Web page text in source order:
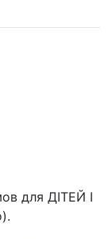
для ДІТЕЙ І